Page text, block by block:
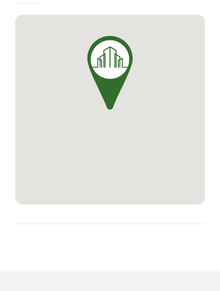
l'environnement. Chaque lot offre aux acheteurs
la liberté de choisir leur propre constructeur,
leur permettant ainsi de personnaliser leur
maison selon leur style et leurs préférences. Les
lots spacieux, allant de 450m² à 670m²,
bénéficient d'un ensoleillement idéal tout au
long de la journée, offrant un cadre de vie de